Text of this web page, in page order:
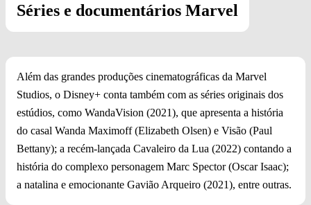
Séries e documentários Marvel
Além das grandes produções cinematográficas da Marvel
Studios, o Disney+ conta também com as séries originais dos
estúdios, como WandaVision (2021), que apresenta a história
do casal Wanda Maximoff (Elizabeth Olsen) e Visão (Paul
Bettany); a recém-lançada Cavaleiro da Lua (2022) contando a
história do complexo personagem Marc Spector (Oscar Isaac);
a natalina e emocionante Gavião Arqueiro (2021), entre outras.